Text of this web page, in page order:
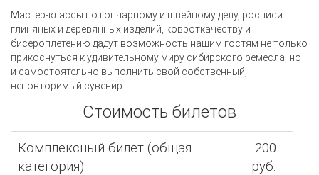
Мастер-классы по гончарному и швейному делу, росписи
глиняных и деревянных изделий, ковроткачеству и
бисероплетению дадут возможность нашим гостям не только
прикоснуться к удивительному миру сибирского ремесла, но
и самостоятельно выполнить свой собственный,
неповторимый сувенир.
Стоимость билетов
Комплексный билет (общая
категория)
200
руб.